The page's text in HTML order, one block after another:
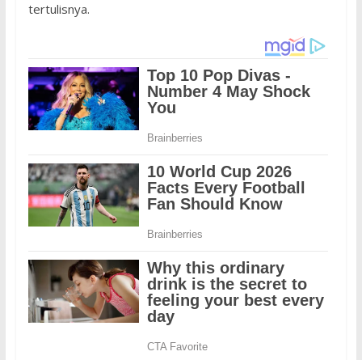
tertulisnya.